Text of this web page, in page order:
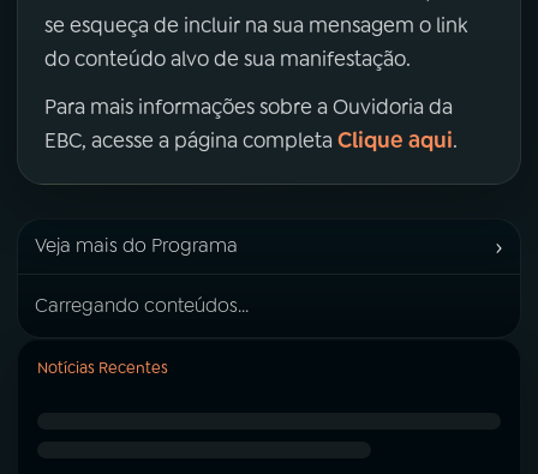
se esqueça de incluir na sua mensagem o link
do conteúdo alvo de sua manifestação.
Para mais informações sobre a Ouvidoria da
EBC, acesse a página completa Clique aqui.
Veja mais do Programa ›
Carregando conteúdos...
Notícias Recentes